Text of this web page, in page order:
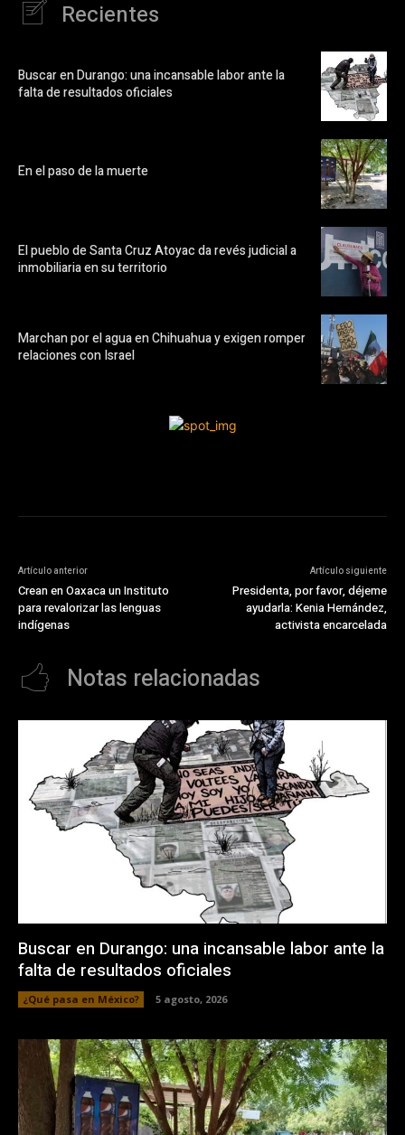
Recientes
Buscar en Durango: una incansable labor ante la
falta de resultados oficiales
En el paso de la muerte
El pueblo de Santa Cruz Atoyac da revés judicial a
inmobiliaria en su territorio
Marchan por el agua en Chihuahua y exigen romper
relaciones con Israel
Artículo anterior
Crean en Oaxaca un Instituto
para revalorizar las lenguas
indígenas
Artículo siguiente
Presidenta, por favor, déjeme
ayudarla: Kenia Hernández,
activista encarcelada
Notas relacionadas
Buscar en Durango: una incansable labor ante la
falta de resultados oficiales
¿Qué pasa en México? 5 agosto, 2026